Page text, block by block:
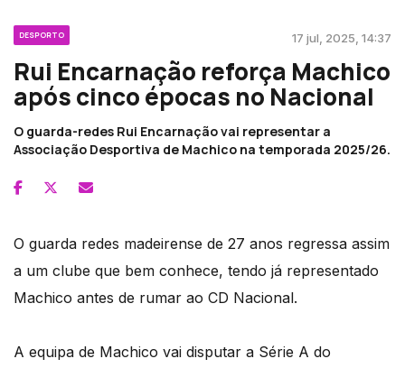
DESPORTO 17 jul, 2025, 14:37
Rui Encarnação reforça Machico
após cinco épocas no Nacional
O guarda-redes Rui Encarnação vai representar a
Associação Desportiva de Machico na temporada 2025/26.
O guarda redes madeirense de 27 anos regressa assim
a um clube que bem conhece, tendo já representado
Machico antes de rumar ao CD Nacional.
A equipa de Machico vai disputar a Série A do